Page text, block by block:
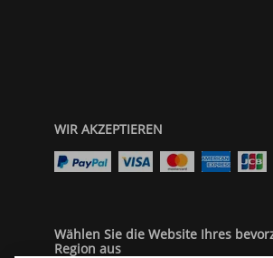
WIR AKZEPTIEREN
Wählen Sie die Website Ihres
Region aus